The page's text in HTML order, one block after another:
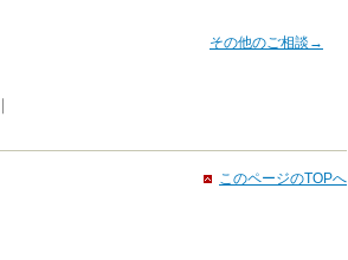
その他のご相談→
｜
このページのTOPへ